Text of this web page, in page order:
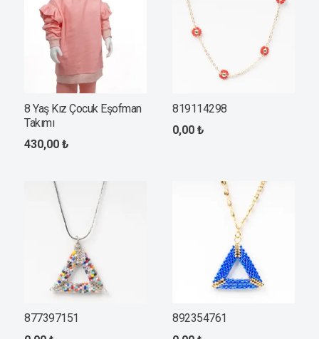
8 Yaş Kız Çocuk Eşofman
Takımı
430,00 ₺
819114298
0,00 ₺
877397151
892354761